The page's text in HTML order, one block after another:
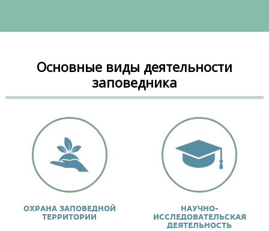
Основные виды деятельности
заповедника
ОХРАНА ЗАПОВЕДНОЙ
ТЕРРИТОРИИ
НАУЧНО-
ИССЛЕДОВАТЕЛЬСКАЯ
ДЕЯТЕЛЬНОСТЬ